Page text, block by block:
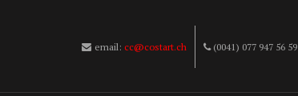
email: cc@costart.ch (0041) 077 947 56 59